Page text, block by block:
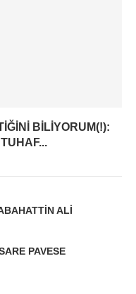
BILIYORUM(!):
ALI
PAVESE